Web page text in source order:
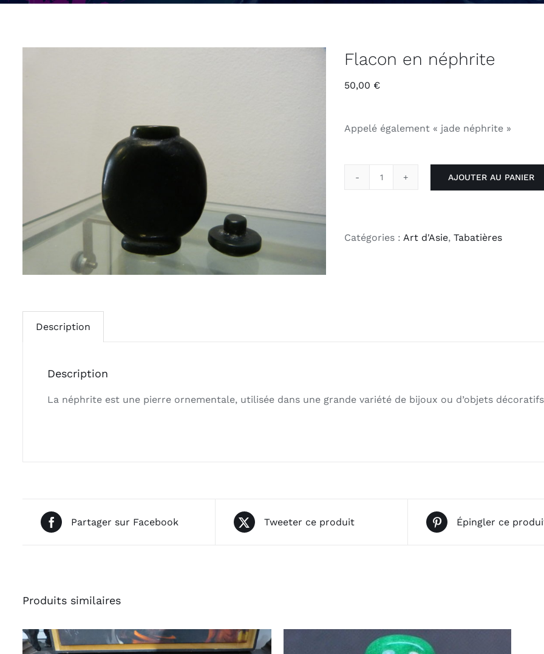
Flacon en néphrite
50,00 €
Appelé également « jade néphrite »
en
AJOUTER AU PANIER
Catégories : Art d'Asie, Tabatières
Description
Description
La néphrite est une pierre ornementale, utilisée dans une grande variété de bijoux ou d’objets
Partager sur Facebook Tweeter ce produit Épingler ce
Produits similaires